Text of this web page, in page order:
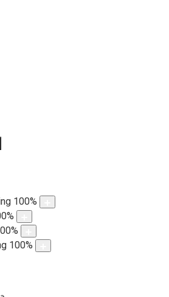
100%
%
%
100%